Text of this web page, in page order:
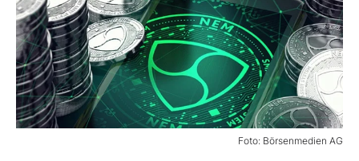
BO-Musterdepots
Experten
Mein B:O
Foto: Börsenmedien AG